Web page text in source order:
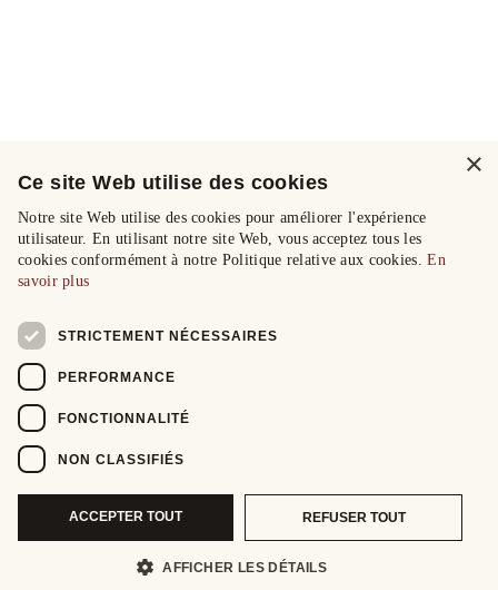
×
Ce site Web utilise des cookies
Notre site Web utilise des cookies pour améliorer l'expérience
utilisateur. En utilisant notre site Web, vous acceptez tous les
cookies conformément à notre Politique relative aux cookies.En
savoir plus
STRICTEMENT NÉCESSAIRES
PERFORMANCE
FONCTIONNALITÉ
NON CLASSIFIÉS
ACCEPTER TOUT REFUSER TOUT
AFFICHER LES DÉTAILS